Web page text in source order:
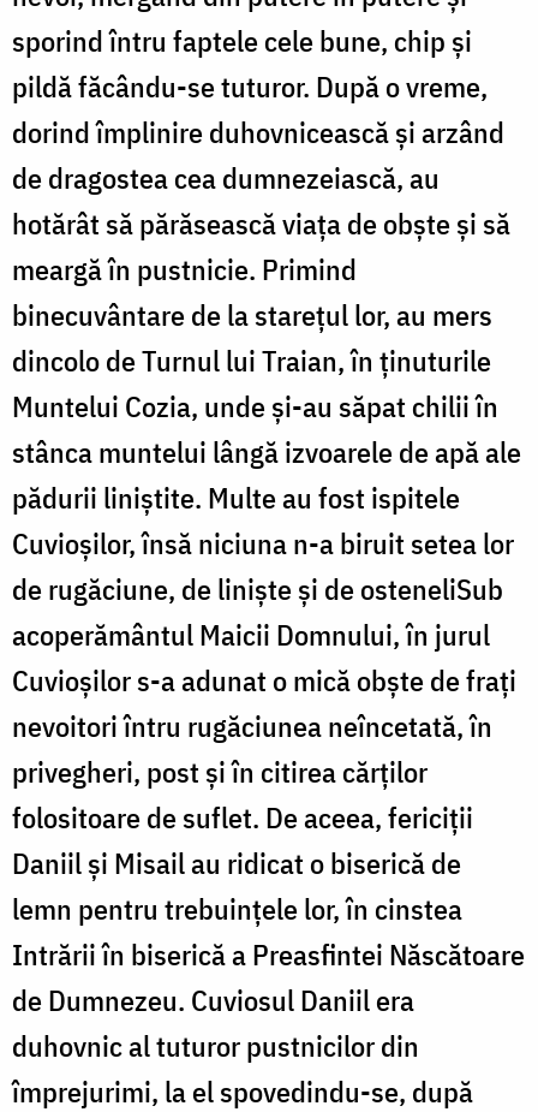
sporind întru faptele cele bune, chip şi
pildă făcându-se tuturor. După o vreme,
dorind împlinire duhovnicească şi arzând
de dragostea cea dumnezeiască, au
hotărât să părăsească viaţa de obşte şi să
meargă în pustnicie. Primind
binecuvântare de la stareţul lor, au mers
dincolo de Turnul lui Traian, în ţinuturile
Muntelui Cozia, unde şi-au săpat chilii în
stânca muntelui lângă izvoarele de apă ale
pădurii liniştite. Multe au fost ispitele
Cuvioşilor, însă niciuna n-a biruit setea lor
de rugăciune, de linişte şi de osteneliSub
acoperământul Maicii Domnului, în jurul
Cuvioşilor s-a adunat o mică obşte de fraţi
nevoitori întru rugăciunea neîncetată, în
privegheri, post şi în citirea cărţilor
folositoare de suflet. De aceea, fericiţii
Daniil şi Misail au ridicat o biserică de
lemn pentru trebuinţele lor, în cinstea
Intrării în biserică a Preasfintei Născătoare
de Dumnezeu. Cuviosul Daniil era
duhovnic al tuturor pustnicilor din
împrejurimi, la el spovedindu-se, după